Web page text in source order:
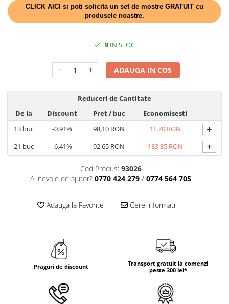
UNICE, Gama SPANLIN
PORT-TACAMURI
NAPROANE MASA
CAPACE, COASTERE & BAVETE
FUSTE MASA BUFET
LUMANARI
VESELA PREMIUM UNICA
FOLOSINTA
SPA & WELLNESS
SETURI DE MASA
DECOR ALB & IVORY
DECOR ROSU & BORDO
DECOR LILA & MOV
CLICK AICI si poti solicita un set de mostre GRATUIT cu
produsele noastre.
9 IN STOC
ADAUGA IN COS
Reduceri de Cantitate
De la
Discount Pret/ buc
Economisesti
13buc -0.91% 98,10 RON 11,70 RON +
21 buc -6.41% 92,65 RON 133,35 RON +
Cod Produs: 93026
Ai nevoie de ajutor? 0770 424 279 / 0774 564 705
Adauga la Favorite Cere informatii
Praguri de discount
Transport gratuit la comenzi
peste 300 lei*